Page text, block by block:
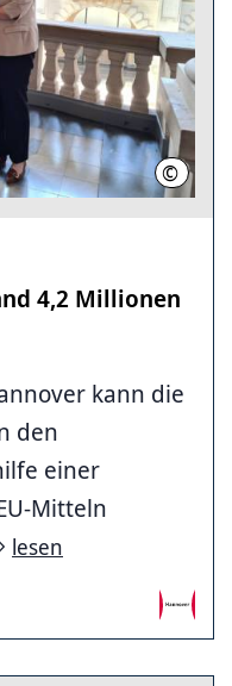
© LHH
4,2 Millionen
kann die
den
einer
Mitteln
lesen